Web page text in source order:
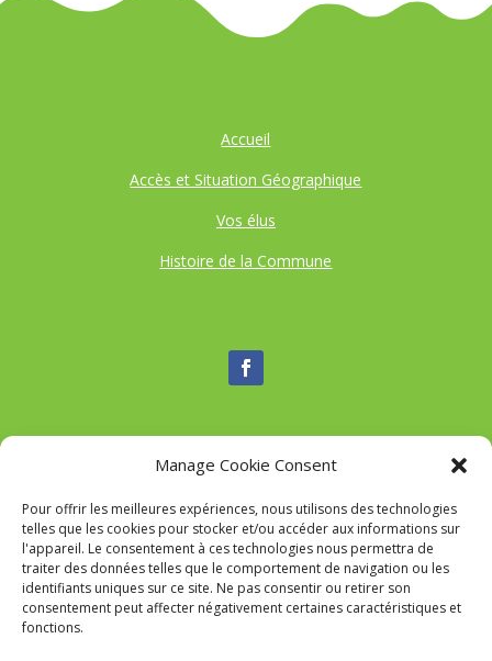
Manage Cookie Consent
Pour offrir les meilleures expériences, nous utilisons des technologies
telles que les cookies pour stocker et/ou accéder aux informations sur
l'appareil. Le consentement à ces technologies nous permettra de
traiter des données telles que le comportement de navigation ou les
identifiants uniques sur ce site. Ne pas consentir ou retirer son
consentement peut affecter négativement certaines caractéristiques et
fonctions.
Accueil
Accès et Situation Géographique
Vos élus
Histoire de la Commune
Nous contacter
Tél :04 95 52 84 88
Mail:commune-de-tavaco@orange.fr
Adresse :Figarella 20167 TAVACO